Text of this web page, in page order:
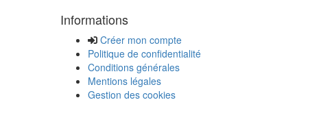
Informations
Créer mon compte
Politique de confidentialité
Conditions générales
Mentions légales
Gestion des cookies